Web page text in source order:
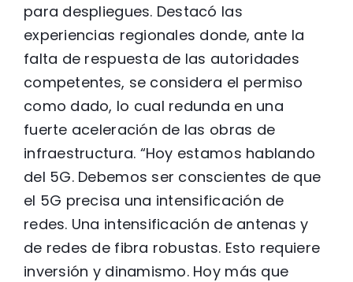
para despliegues. Destacó las
experiencias regionales donde, ante la
falta de respuesta de las autoridades
competentes, se considera el permiso
como dado, lo cual redunda en una
fuerte aceleración de las obras de
infraestructura. “Hoy estamos hablando
del 5G. Debemos ser conscientes de que
el 5G precisa una intensificación de
redes. Una intensificación de antenas y
de redes de fibra robustas. Esto requiere
inversión y dinamismo. Hoy más que